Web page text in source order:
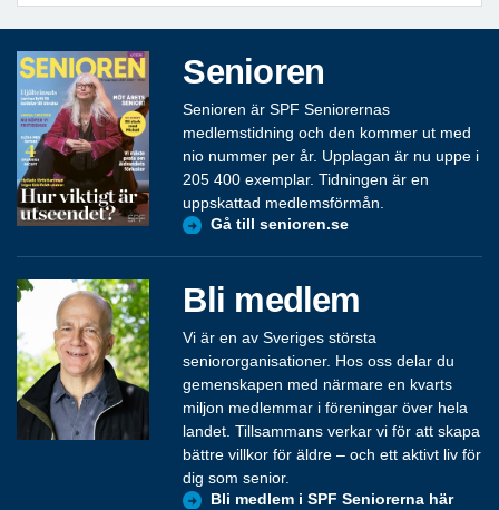
Senioren
Senioren är SPF Seniorernas
medlemstidning och den kommer ut med
nio nummer per år. Upplagan är nu uppe i
205 400 exemplar. Tidningen är en
uppskattad medlemsförmån.
Gå till senioren.se
Bli medlem
Vi är en av Sveriges största
seniororganisationer. Hos oss delar du
gemenskapen med närmare en kvarts
miljon medlemmar i föreningar över hela
landet. Tillsammans verkar vi för att skapa
bättre villkor för äldre – och ett aktivt liv för
dig som senior.
Bli medlem i SPF Seniorerna här